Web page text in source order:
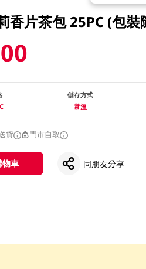
香片茶包 25PC (包裝
儲存方式
常溫
貨 門市自取
物車 同朋友分享